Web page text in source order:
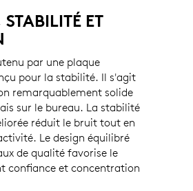
ET
par une plaque
pour la stabilité. Il s'agit
remarquablement solide
sur le bureau. La stabilité
réduit le bruit tout en
Le design équilibré
de qualité favorise le
confiance et concentration